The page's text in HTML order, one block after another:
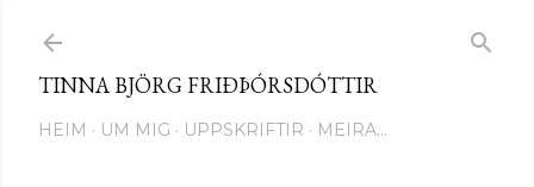
TINNA BJÖRG FRIÐÞÓRSDÓTTIR
HEIM UM MIG UPPSKRIFTIR MEIRA…